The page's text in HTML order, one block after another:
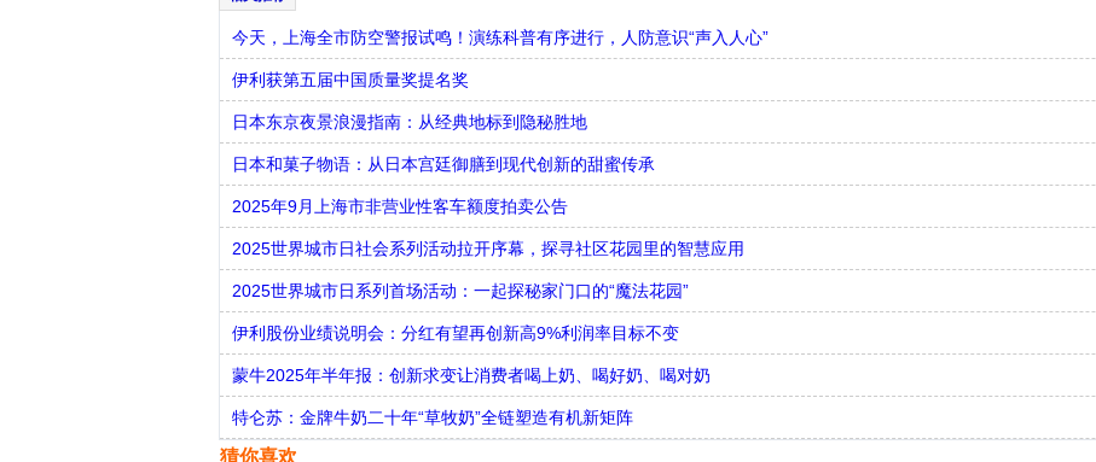
今天，上海全市防空警报试鸣！演练科普有序进行，人防意识“声入人心”
伊利获第五届中国质量奖提名奖
日本东京夜景浪漫指南：从经典地标到隐秘胜地
日本和菓子物语：从日本宫廷御膳到现代创新的甜蜜传承
2025年9月上海市非营业性客车额度拍卖公告
2025世界城市日社会系列活动拉开序幕，探寻社区花园里的智慧应用
2025世界城市日系列首场活动：一起探秘家门口的“魔法花园”
伊利股份业绩说明会：分红有望再创新高9%利润率目标不变
蒙牛2025年半年报：创新求变让消费者喝上奶、喝好奶、喝对奶
特仑苏：金牌牛奶二十年“草牧奶”全链塑造有机新矩阵
猜你喜欢